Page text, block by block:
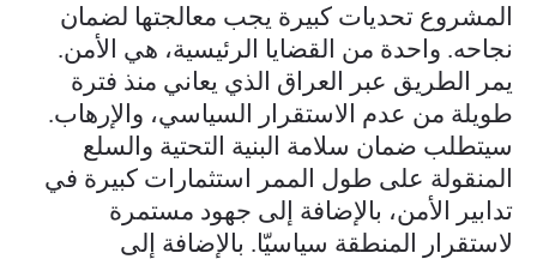
المشروع تحديات كبيرة يجب معالجتها لضمان
نجاحه. واحدة من القضايا الرئيسية، هي الأمن.
يمر الطريق عبر العراق الذي يعاني منذ فترة
طويلة من عدم الاستقرار السياسي، والإرهاب.
سيتطلب ضمان سلامة البنية التحتية والسلع
المنقولة على طول الممر استثمارات كبيرة في
تدابير الأمن، بالإضافة إلى جهود مستمرة
لاستقرار المنطقة سياسيّا. بالإضافة إلى